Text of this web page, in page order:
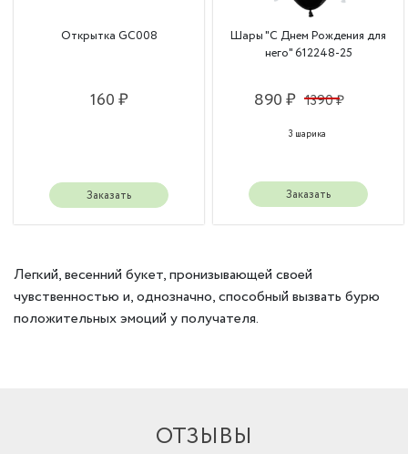
Открытка GC008
160 ₽
Заказать
Шары "С Днем Рождения для
него" 612248-25
890 ₽ 1390 ₽
3 шарика
Заказать
Легкий, весенний букет, пронизывающей своей
чувственностью и, однозначно, способный вызвать бурю
положительных эмоций у получателя.
ОТЗЫВЫ